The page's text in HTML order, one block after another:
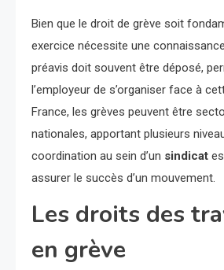
Bien que le droit de grève soit
exercice nécessite une
préavis doit souvent être déposé,
l’employeur de s’organiser face à
France, les grèves peuvent être
nationales, apportant plusieurs
coordination au sein d’un sindicat
assurer le succès d’un mouvement.
Les droits des
en grève